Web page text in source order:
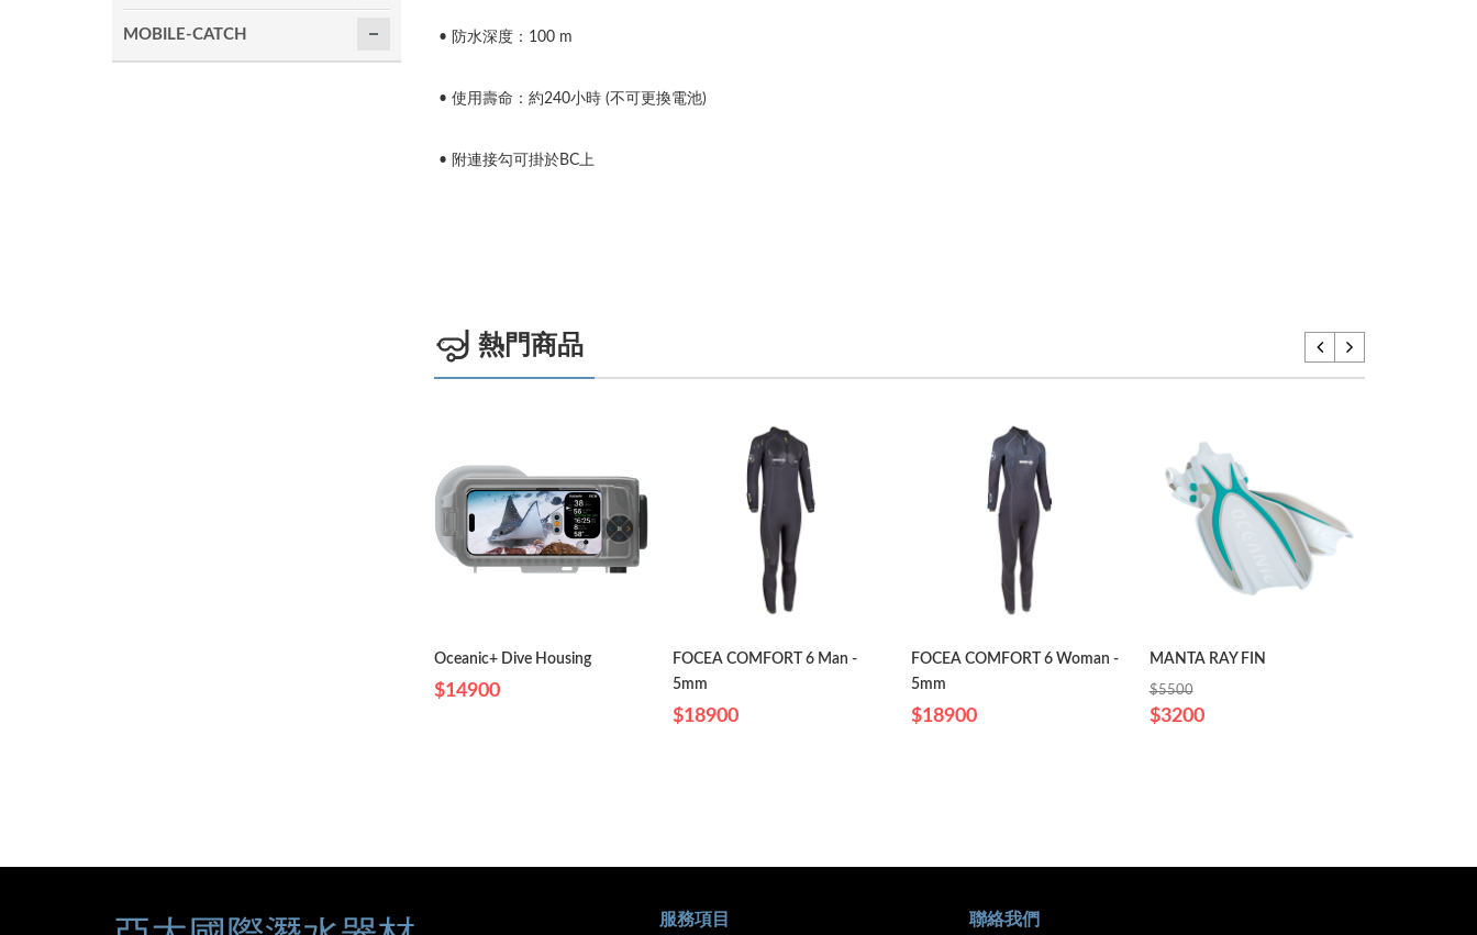
• 防水深度：100 m
• 使用壽命：約240小時 (不可更換電池)
• 附連接勾可掛於BC上
熱門商品
Oceanic+ Dive Housing
$14900
FOCEA COMFORT 6 Man -
5mm
$18900
FOCEA COMFORT 6 Woman -
5mm
$18900
MANTA RAY FIN
$5500
$3200
MOBILE-CATCH
服務項目 聯絡我們